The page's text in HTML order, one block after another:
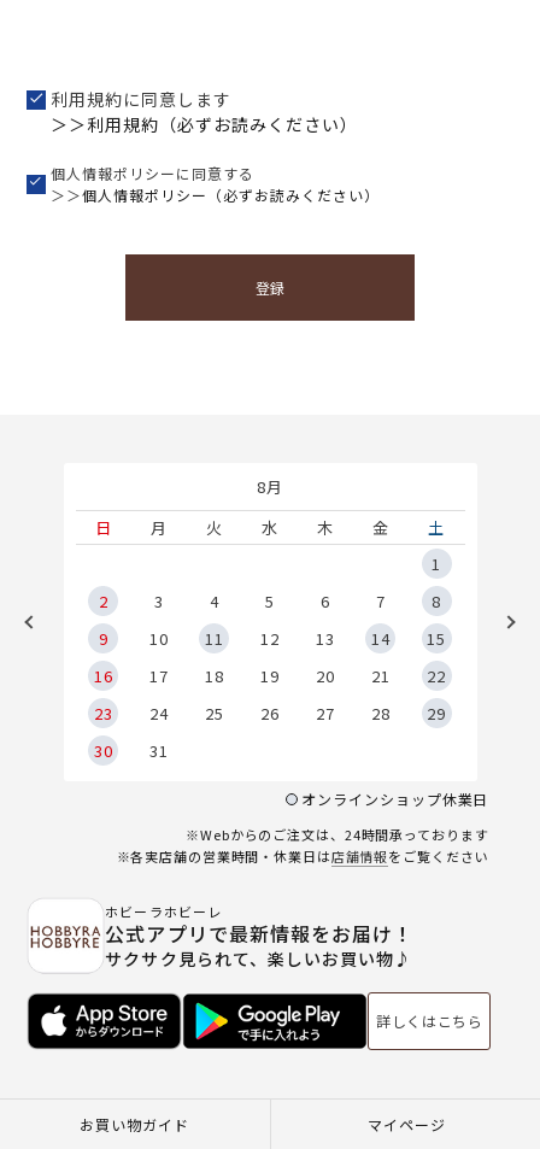
利用規約に同意します
＞＞利用規約（必ずお読みください）
個人情報ポリシーに同意する
＞＞個人情報ポリシー（必ずお読みください）
登録
8月
日
月 火 水 木 金
土
1
2
3 4 5 6 7
8
9
10 11 12 13 14
15
16
17 18 19 20 21
22
23
24 25 26 27 28
29
30
31
オンラインショップ休業日
※Webからのご注文は、24時間承っております
※各実店舗の営業時間・休業日は店舗情報をご覧ください
ホビーラホビーレ
公式アプリで最新情報をお届け！
サクサク見られて、楽しいお買い物♪
詳しくはこちら
お買い物ガイド マイページ